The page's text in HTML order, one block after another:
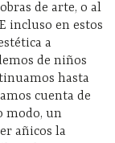
de arte, o al
incluso en estos
a
de niños
hasta
cuenta de
modo, un
añicos la